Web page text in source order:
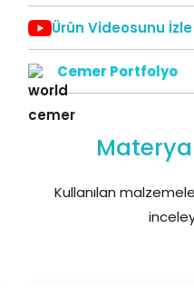
Ürün Videosunu İzle
Cemer Portfolyo
Kullanılan